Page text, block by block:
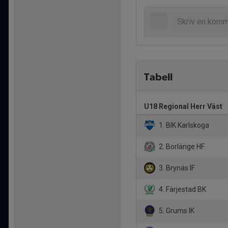
Tabell
U18 Regional Herr Väst
1. BIK Karlskoga
2. Borlänge HF
3. Brynäs IF
4. Färjestad BK
5. Grums IK